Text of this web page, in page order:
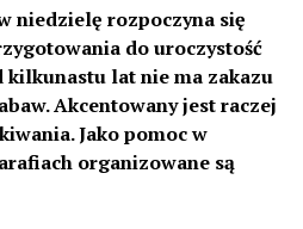
niedzielę rozpoczyna się
do uroczystość
kilkunastu lat nie ma zakazu
Akcentowany jest raczej
Jako pomoc w
organizowane są